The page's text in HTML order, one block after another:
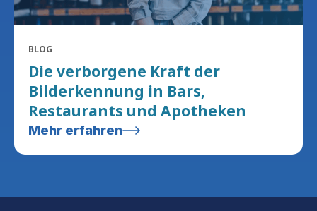
BLOG
Die verborgene Kraft der
Bilderkennung in Bars,
Restaurants und Apotheken
Mehr erfahren